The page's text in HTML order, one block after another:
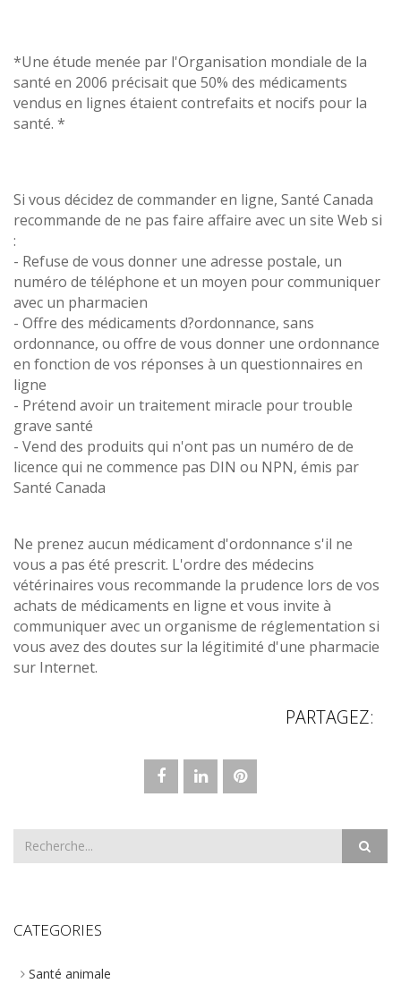
*Une étude menée par l'Organisation mondiale de la
santé en 2006 précisait que 50% des médicaments
vendus en lignes étaient contrefaits et nocifs pour la
santé. *
Si vous décidez de commander en ligne, Santé Canada
recommande de ne pas faire affaire avec un site Web si
:
- Refuse de vous donner une adresse postale, un
numéro de téléphone et un moyen pour communiquer
avec un pharmacien
- Offre des médicaments d?ordonnance, sans
ordonnance, ou offre de vous donner une ordonnance
en fonction de vos réponses à un questionnaires en
ligne
- Prétend avoir un traitement miracle pour trouble
grave santé
- Vend des produits qui n'ont pas un numéro de de
licence qui ne commence pas DIN ou NPN, émis par
Santé Canada
Ne prenez aucun médicament d'ordonnance s'il ne
vous a pas été prescrit. L'ordre des médecins
vétérinaires vous recommande la prudence lors de vos
achats de médicaments en ligne et vous invite à
communiquer avec un organisme de réglementation si
vous avez des doutes sur la légitimité d'une pharmacie
sur Internet.
PARTAGEZ:
CATEGORIES
Santé animale